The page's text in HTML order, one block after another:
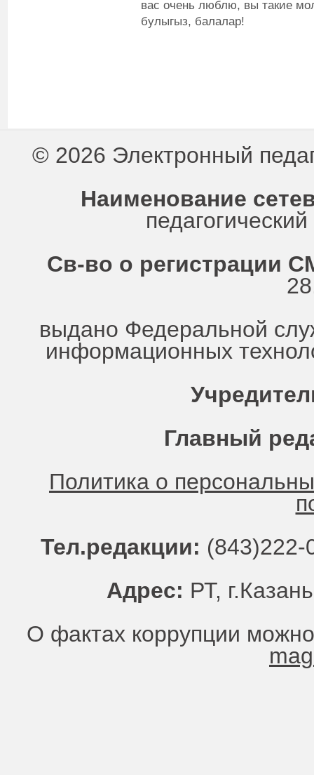
вас очень люблю, вы такие
булыгыз, балалар!
© 2026 Электронный
Наименование
Св-во о регистрации
выдано Федеральной
информационных
Главный
Политика о
Тел.редакции:
Адрес: РТ,
О фактах коррупции